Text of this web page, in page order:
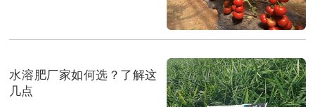
水溶肥厂家如何选？了解这
几点